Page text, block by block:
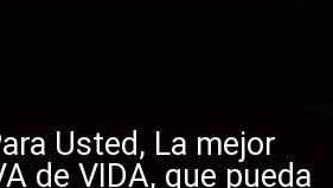
Usted, La mejor
de VIDA, que pueda